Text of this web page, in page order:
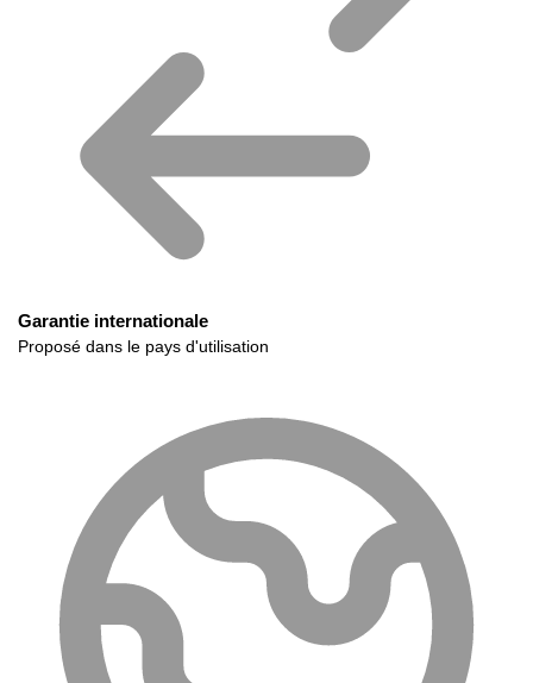
Garantie internationale
Proposé dans le pays d'utilisation